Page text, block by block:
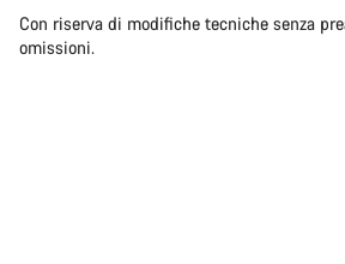
Con riserva di modifiche tecniche senza
omissioni.